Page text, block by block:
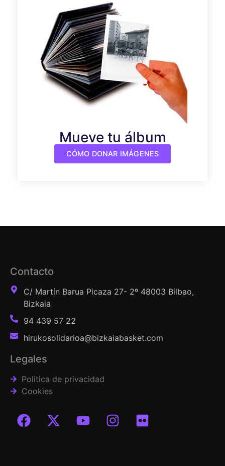
Mueve tu álbum
CÓMO DONAR IMÁGENES
Contacto
C/ Martín Barua Picaza 27- 2º 48003 Bilbao,
Bizkaia
94 439 57 22
hirukosolidarioa@bizkaiabasket.com
Legales
Politica de privacidad
Cookies